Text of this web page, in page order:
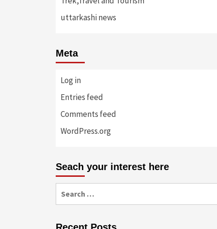
uttarkashi news
Meta
Log in
Entries feed
Comments feed
WordPress.org
Seach your interest here